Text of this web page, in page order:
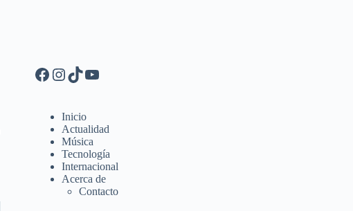
Inicio
Actualidad
Música
Tecnología
Internacional
Acerca de
Contacto